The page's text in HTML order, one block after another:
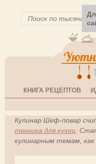
КНИГА РЕЦЕПТОВ
Кулинар Шеф-повар
техника для кухни .
кулинарным темам, как